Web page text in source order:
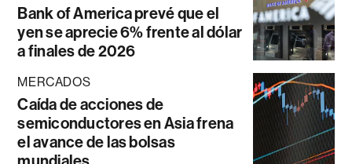
Bank of America prevé que el
yen se aprecie 6% frente al dólar
a finales de 2026
MERCADOS
Caída de acciones de
semiconductores en Asia frena
el avance de las bolsas